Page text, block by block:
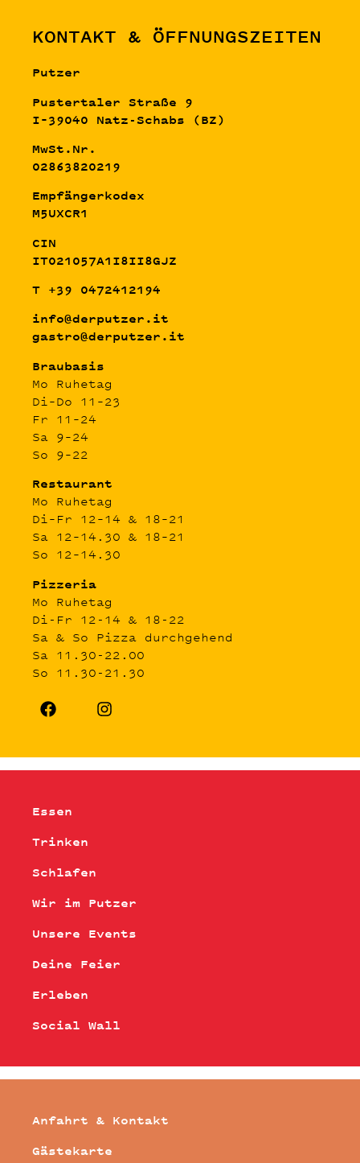
KONTAKT & ÖFFNUNGSZEITEN
Putzer
Pustertaler Straße 9
I–39040 Natz-Schabs (BZ)
MwSt.Nr.
02863820219
Empfängerkodex
M5UXCR1
CIN
IT021057A1I8II8GJZ
T +39 0472412194
info@derputzer.it
gastro@derputzer.it
Braubasis
Mo Ruhetag
Di–Do 11–23
Fr 11–24
Sa 9–24
So 9–22
Restaurant
Mo Ruhetag
Di–Fr 12–14 & 18–21
Sa 12–14.30 & 18–21
So 12–14.30
Pizzeria
Mo Ruhetag
Di-Fr 12-14 & 18-22
Sa & So Pizza durchgehend
Sa 11.30-22.00
So 11.30-21.30
Essen
Trinken
Schlafen
Wir im Putzer
Unsere Events
Deine Feier
Erleben
Social Wall
Anfahrt & Kontakt
Gästekarte